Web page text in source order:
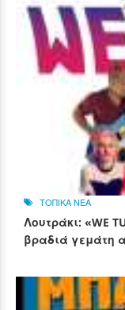
ΤΟΠΙΚΑ ΝΕΑ
Λουτράκι: «WE
βραδιά γεμάτη